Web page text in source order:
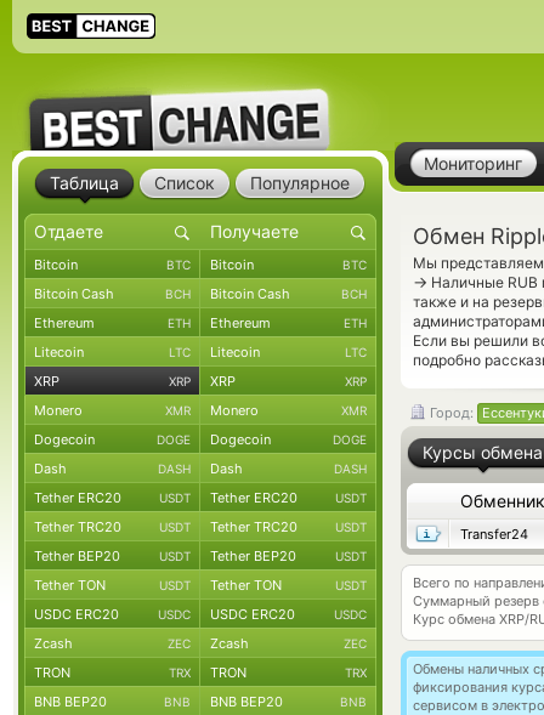
Мониторинг
Обмен
Мы представляем
→ Наличные RUB
также и на
Если вы решили
подробно
Город:
Курсы обмена
Обменник
Transfer24
Всего по
Суммарный резерв
Курс обмена XRP/
Обмены наличных
фиксирования
сервисом в
Таблица Список Популярное
Bitcoin BTC Bitcoin BTC
Bitcoin Cash BCH Bitcoin Cash BCH
Ethereum ETH Ethereum ETH
Litecoin LTC Litecoin LTC
XRP XRP XRP XRP
Monero XMR Monero XMR
Dogecoin DOGE Dogecoin DOGE
Dash DASH Dash DASH
Tether ERC20 USDT Tether ERC20 USDT
Tether TRC20 USDT Tether TRC20 USDT
Tether BEP20 USDT Tether BEP20 USDT
Tether TON USDT Tether TON USDT
USDC ERC20 USDC USDC ERC20 USDC
Zcash ZEC Zcash ZEC
TRON TRX TRON TRX
BNB BEP20 BNB BNB BEP20 BNB